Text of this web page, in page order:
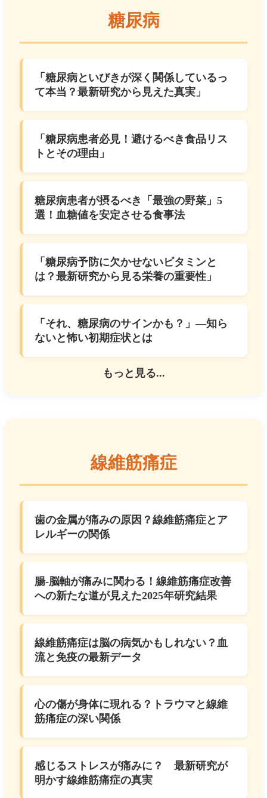
糖尿病
「糖尿病といびきが深く関係しているっ
て本当？最新研究から見えた真実」
「糖尿病患者必見！避けるべき食品リス
トとその理由」
糖尿病患者が摂るべき「最強の野菜」5
選！血糖値を安定させる食事法
「糖尿病予防に欠かせないビタミンと
は？最新研究から見る栄養の重要性」
「それ、糖尿病のサインかも？」—知ら
ないと怖い初期症状とは
もっと見る...
線維筋痛症
歯の金属が痛みの原因？線維筋痛症とア
レルギーの関係
腸-脳軸が痛みに関わる！線維筋痛症改善
への新たな道が見えた2025年研究結果
線維筋痛症は脳の病気かもしれない？血
流と免疫の最新データ
心の傷が身体に現れる？トラウマと線維
筋痛症の深い関係
感じるストレスが痛みに？ 最新研究が
明かす線維筋痛症の真実